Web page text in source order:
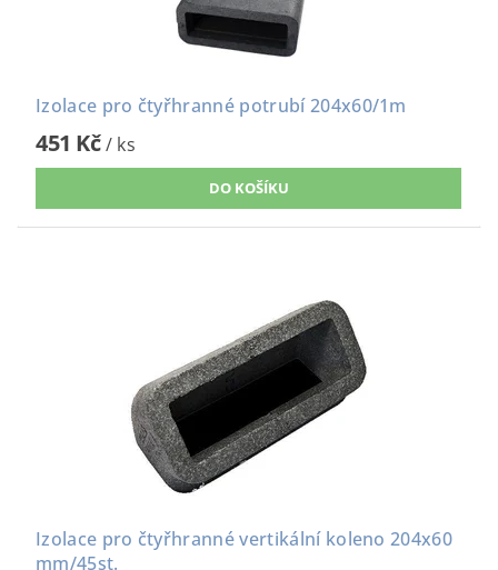
Izolace pro čtyřhranné potrubí 204x60/1m
451 Kč/ ks
Izolace pro čtyřhranné vertikální koleno 204x60
mm/45st.